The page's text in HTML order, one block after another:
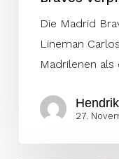
Die Madrid
Lineman
Madrilenen als
Hendrik
27.